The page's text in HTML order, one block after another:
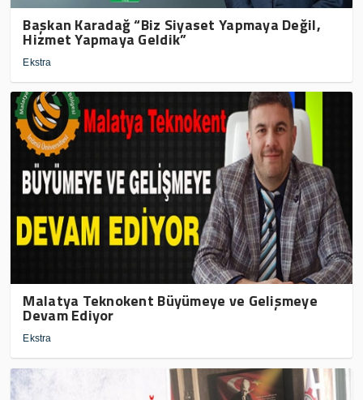
Başkan Karadağ “Biz Siyaset Yapmaya Değil,
Hizmet Yapmaya Geldik”
Ekstra
Malatya Teknokent Büyümeye ve Gelişmeye
Devam Ediyor
Ekstra